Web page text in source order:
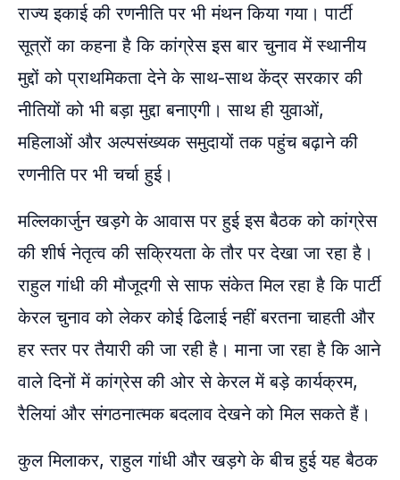
राज्य इकाई की रणनीति पर भी मंथन किया गया। पार्टी
सूत्रों का कहना है कि कांग्रेस इस बार चुनाव में स्थानीय
मुद्दों को प्राथमिकता देने के साथ-साथ केंद्र सरकार की
नीतियों को भी बड़ा मुद्दा बनाएगी। साथ ही युवाओं,
महिलाओं और अल्पसंख्यक समुदायों तक पहुंच बढ़ाने की
रणनीति पर भी चर्चा हुई।
मल्लिकार्जुन खड़गे के आवास पर हुई इस बैठक को कांग्रेस
की शीर्ष नेतृत्व की सक्रियता के तौर पर देखा जा रहा है।
राहुल गांधी की मौजूदगी से साफ संकेत मिल रहा है कि पार्टी
केरल चुनाव को लेकर कोई ढिलाई नहीं बरतना चाहती और
हर स्तर पर तैयारी की जा रही है। माना जा रहा है कि आने
वाले दिनों में कांग्रेस की ओर से केरल में बड़े कार्यक्रम,
रैलियां और संगठनात्मक बदलाव देखने को मिल सकते हैं।
कुल मिलाकर, राहुल गांधी और खड़गे के बीच हुई यह बैठक